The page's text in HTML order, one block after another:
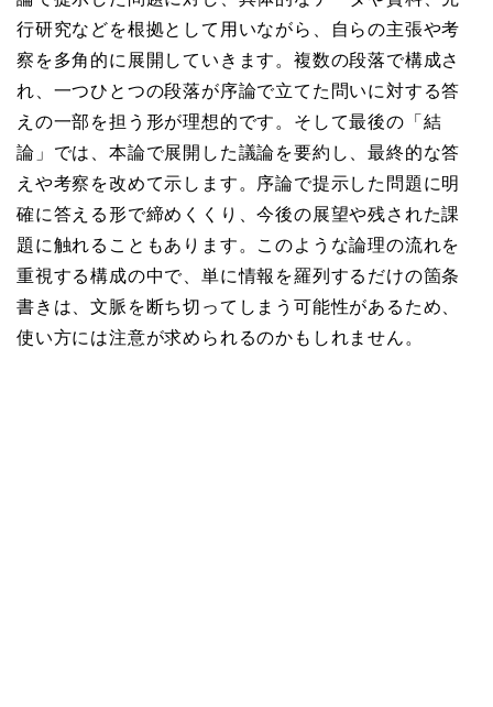
行研究などを根拠として用いながら、自らの主張や考
察を多角的に展開していきます。複数の段落で構成さ
れ、一つひとつの段落が序論で立てた問いに対する答
えの一部を担う形が理想的です。そして最後の「結
論」では、本論で展開した議論を要約し、最終的な答
えや考察を改めて示します。序論で提示した問題に明
確に答える形で締めくくり、今後の展望や残された課
題に触れることもあります。このような論理の流れを
重視する構成の中で、単に情報を羅列するだけの箇条
書きは、文脈を断ち切ってしまう可能性があるため、
使い方には注意が求められるのかもしれません。